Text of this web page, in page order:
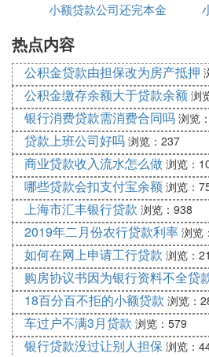
记载有出质人姓名（名称）及
司股东名册复印件或者出质人
票复印件（均需加盖公司印章
出质人、质权人的主体资格证
复印件（出质人、质权人属于
属于法人的加盖法人印章，下
政管理总局要求提交的其他材
委托代理人办理的，还应当提
共同委托代理人的证明。五、
股权质押的相关证明文件办理
间产生的红股和分配的现金股
定，债务履行期满前，出质人
股和现金股息，应委托股权出
股息由股权出质登记机构按银
法律依据《公司法》。
公司股东占股多少可以贷款
公司股东占股多少可以贷款，
小额贷款公司还完本金
热点内容
公积金贷款由担保改为房产抵押
公积金缴存余额大于贷款余额 浏
银行消费贷款需消费合同吗 浏览
贷款上班公司好吗 浏览：237
商业贷款收入流水怎么做 浏览：
哪些贷款会扣支付宝余额 浏览：
上海市汇丰银行贷款 浏览：938
2019年二月份农行贷款利率 浏览
如何在网上申请工行贷款 浏览：
购房协议书因为银行资料不全贷
18百分百不拒的小额贷款 浏览：
车过户不满3月贷款 浏览：579
银行贷款没过让别人担保 浏览：